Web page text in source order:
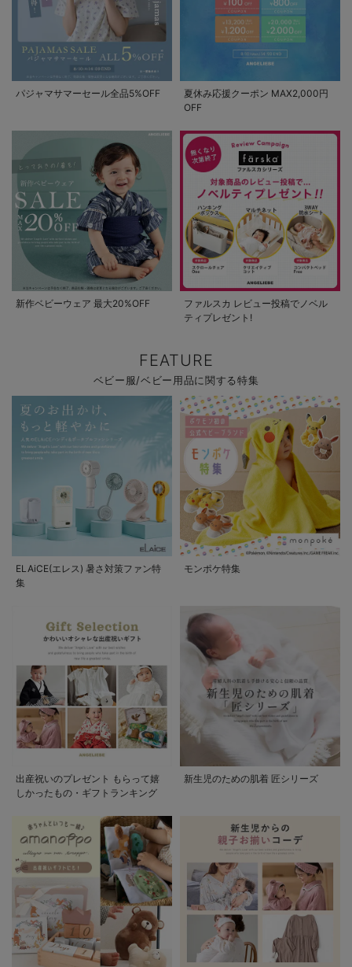
パジャマサマーセール全品5%OFF
夏休み応援クーポン MAX2,000円
OFF
新作ベビーウェア 最大20%OFF
ファルスカ レビュー投稿でノベル
ティプレゼント!
FEATURE
ベビー服/ベビー用品に関する特集
ELAiCE(エレス) 暑さ対策ファン特
集
モンポケ特集
出産祝いのプレゼント もらって嬉
しかったもの・ギフトランキング
新生児のための肌着 匠シリーズ